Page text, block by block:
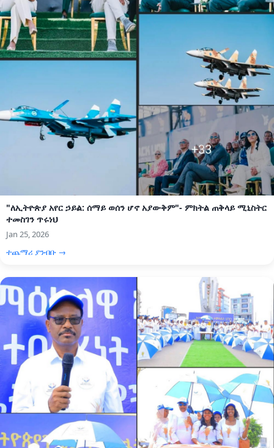
"ለኢትዮጵያ አየር ኃይል: ሰማይ ወሰን ሆኖ አያውቅም"- ምክትል ጠቅላይ ሚኒስትር
ተመስገን ጥሩነህ
Jan 25, 2026
ተጨማሪ ያንብቡ →